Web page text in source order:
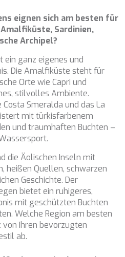
eignen sich am besten für
Sardinien,
Archipel?
ein ganz eigenes und
Die Amalfiküste steht für
Orte wie Capri und
stilvolles Ambiente.
Costa Smeralda und das La
mit türkisfarbenem
und traumhaften Buchten –
die Äolischen Inseln mit
heißen Quellen, schwarzen
Geschichte. Der
bietet ein ruhigeres,
mit geschützten Buchten
Welche Region am besten
von Ihren bevorzugten
ab.